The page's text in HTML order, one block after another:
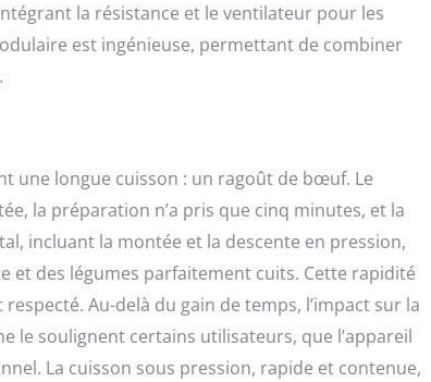
la résistance et le ventilateur pour les
est ingénieuse, permettant de combiner
une longue cuisson : un ragoût de bœuf. Le
la préparation n’a pris que cinq minutes, et la
incluant la montée et la descente en pression,
et des légumes parfaitement cuits. Cette rapidité
Au-delà du gain de temps, l’impact sur la
le soulignent certains utilisateurs, que l’appareil
La cuisson sous pression, rapide et contenue,